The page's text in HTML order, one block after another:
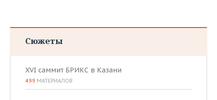
Сюжеты
XVI саммит БРИКС в Казани
499 МАТЕРИАЛОВ